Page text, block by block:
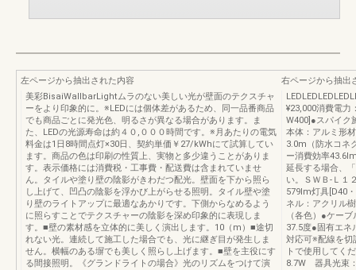
左ページから抽出された内容
美彩BisaiWallbarLightムラのない美しい光が壁面のテクスチャ
ーをより印象的に。※LEDには個体差があるため、同一品番商品
でも商品ごとに発光色、明るさが異なる場合があります。ま
た、LEDの光源寿命は約４０,０００時間です。※月あたりの電気
料金は1日8時間点灯×30日、契約単価￥27/kWhにて試算してい
ます。商品の色は印刷の性質上、実物と多少違うことがありま
す。表示価格には消費税・工事費・配送費は含まれていませ
ん。タイルや塗り壁の陰影がきわだつ配光。壁面を下から照ら
し上げて、凹凸の陰影を浮かび上がらせる照明。タイル壁や塗
り壁のライトアップに最適なあかりです。下側からなめるよう
に照らすことでテクスチャーの陰影を深め印象的に表現しま
す。■壁の素材感を立体的に美しく演出します。10（m）■途切
れない光。連続して施工した場合でも、光に継ぎ目が発生しま
せん。横幅のある塀でも美しく照らし上げます。■壁を主役にす
る間接照明。《グランドライトの場合》光のリズムをつけて演
右ページから抽出
¥23,000消費電
W400]●スパイ
本体：アルミ形
3.0m（防水コネ
ー消費効率
延長する場合、
い。ＳＷＢ-Ｌ１
579lm灯具[D40
ネル：アクリル
（各色）●ケー
37.5度●固有エ
対応可※配線を切
トで使用してく
8.7W 器具光束